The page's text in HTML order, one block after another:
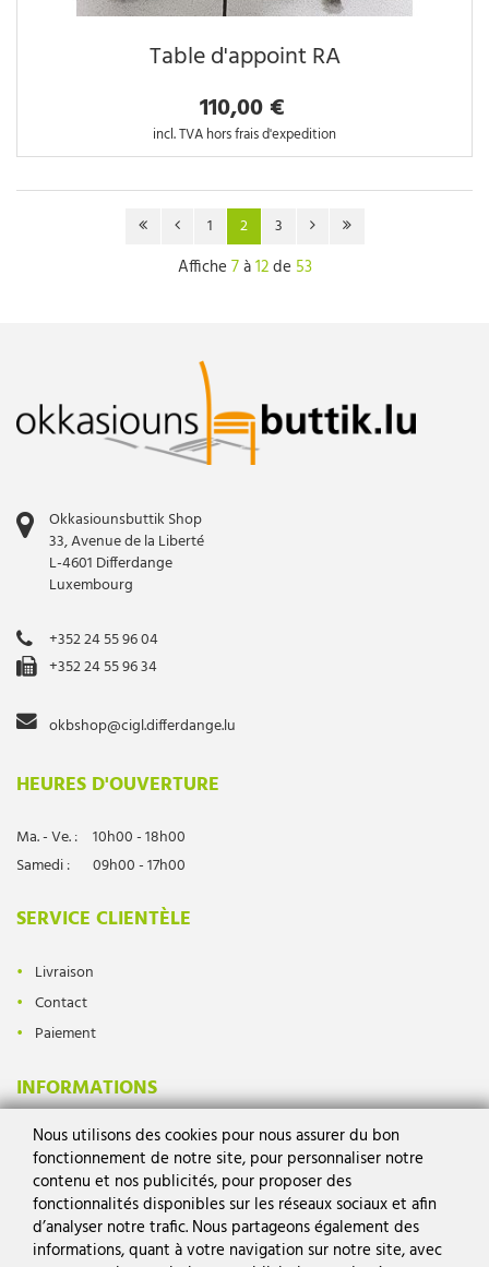
Nous utilisons des cookies pour nous assurer du bon
fonctionnement de notre site, pour personnaliser notre
contenu et nos publicités, pour proposer des
fonctionnalités disponibles sur les réseaux sociaux et afin
d’analyser notre trafic. Nous partageons également des
informations, quant à votre navigation sur notre site, avec
Table d'appoint RA
110,00 €
incl. TVA hors frais d'expedition
1 2 3
Affiche 7à12de 53
Okkasiounsbuttik Shop
33, Avenue de la Liberté
L-4601 Differdange
Luxembourg
+352 24 55 96 04
+352 24 55 96 34
okbshop@cigl.differdange.lu
HEURES D'OUVERTURE
Ma. - Ve. :
10h00 - 18h00
Samedi :
09h00 - 17h00
SERVICE CLIENTÈLE
Livraison
Contact
Paiement
INFORMATIONS
Protection des données
Mentions légales
Conditions générales
Droit de rétractation